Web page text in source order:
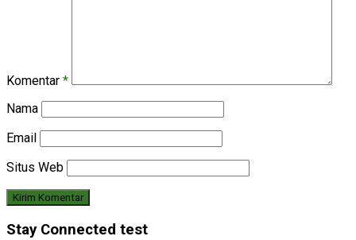
Komentar *
Nama
Email
Situs Web
Stay Connected test